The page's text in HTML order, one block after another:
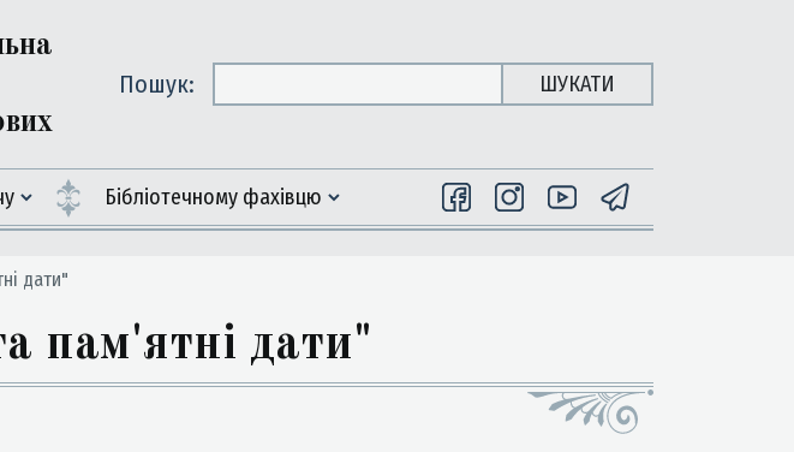
Пошук: ШУКАТИ
Бiблiотечному фахiвцю
дати"
пам'ятні дати"